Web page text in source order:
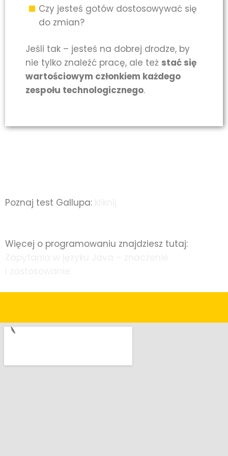
Czy jesteś gotów dostosowywać się
do zmian?
Jeśli tak – jesteś na dobrej drodze, by
nie tylko znaleźć pracę, ale też stać się
wartościowym członkiem każdego
zespołu technologicznego.
Poznaj test Gallupa:
Więcej o programowaniu znajdziesz tutaj: